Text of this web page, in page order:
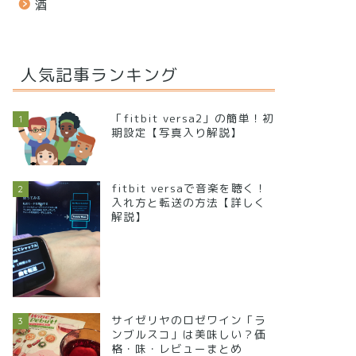
酒
人気記事ランキング
1
「fitbit versa2」の簡単！初
期設定【写真入り解説】
2
fitbit versaで音楽を聴く！
入れ方と転送の方法【詳しく
解説】
3
サイゼリヤのロゼワイン「ラ
ンブルスコ」は美味しい？価
格・味・レビューまとめ